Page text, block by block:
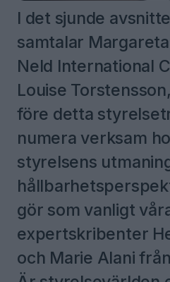
I det sjunde
samtalar
Neld International
Louise
före detta
numera verksam
styrelsens
gör som vanligt
expertskribenter
och Marie Alani